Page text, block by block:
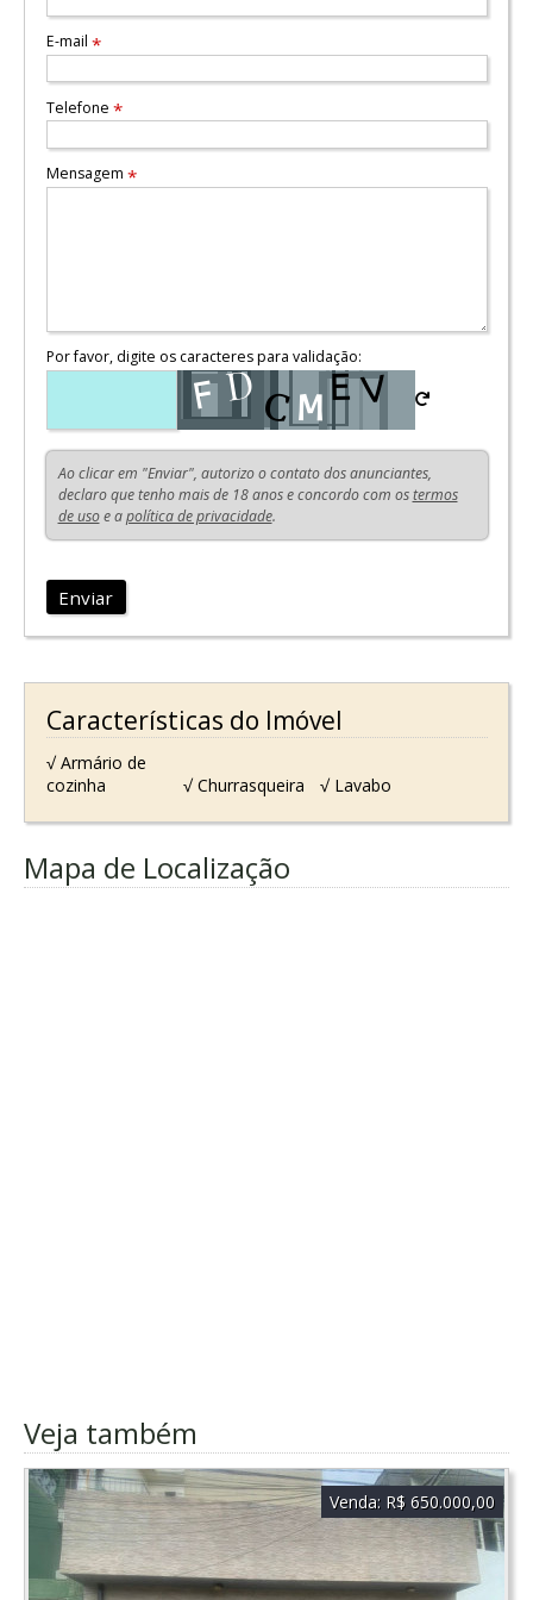
E-mail *
Telefone *
Mensagem *
Por favor, digite os caracteres para validação:
Ao clicar em "Enviar", autorizo o contato dos anunciantes,
declaro que tenho mais de 18 anos e concordo com ostermos
de usoe apolítica de privacidade.
Enviar
Características do Imóvel
√ Armário de
cozinha
√ Churrasqueira √ Lavabo
Mapa de Localização
Veja também
Venda: R$ 650.000,00